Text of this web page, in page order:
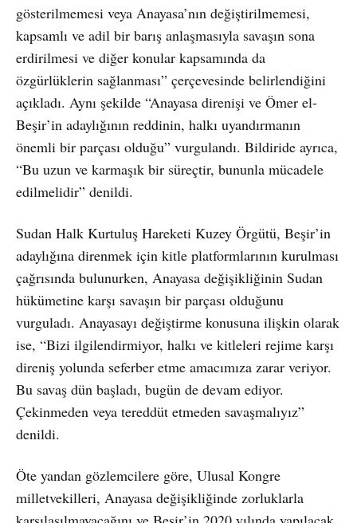
gösterilmemesi veya Anayasa’nın değiştirilmemesi,
kapsamlı ve adil bir barış anlaşmasıyla savaşın sona
erdirilmesi ve diğer konular kapsamında da
özgürlüklerin sağlanması” çerçevesinde belirlendiğini
açıkladı. Aynı şekilde “Anayasa direnişi ve Ömer el-
Beşir’in adaylığının reddinin, halkı uyandırmanın
önemli bir parçası olduğu” vurgulandı. Bildiride ayrıca,
“Bu uzun ve karmaşık bir süreçtir, bununla mücadele
edilmelidir” denildi.
Sudan Halk Kurtuluş Hareketi Kuzey Örgütü, Beşir’in
adaylığına direnmek için kitle platformlarının kurulması
çağrısında bulunurken, Anayasa değişikliğinin Sudan
hükümetine karşı savaşın bir parçası olduğunu
vurguladı. Anayasayı değiştirme konusuna ilişkin olarak
ise, “Bizi ilgilendirmiyor, halkı ve kitleleri rejime karşı
direniş yolunda seferber etme amacımıza zarar veriyor.
Bu savaş dün başladı, bugün de devam ediyor.
Çekinmeden veya tereddüt etmeden savaşmalıyız”
denildi.
Öte yandan gözlemcilere göre, Ulusal Kongre
milletvekilleri, Anayasa değişikliğinde zorluklarla